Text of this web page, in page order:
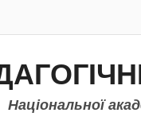
Національної